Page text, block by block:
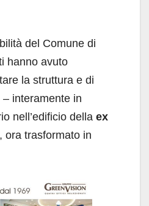
del Comune di
hanno avuto
la struttura e di
interamente in
nell’edificio della ex
, ora trasformato in